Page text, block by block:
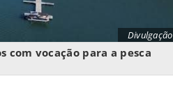
Divulgação
com vocação para a pesca